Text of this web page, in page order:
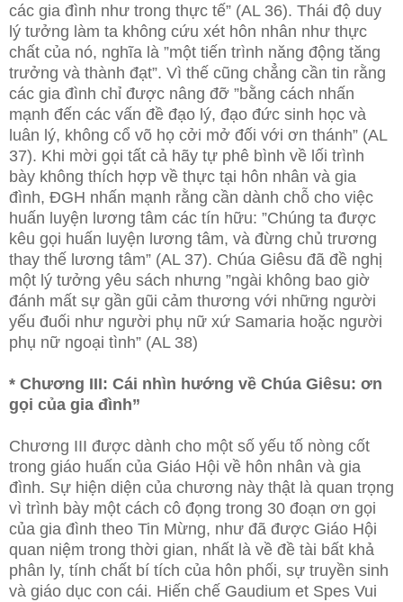
các gia đình như trong thực tế” (AL 36). Thái độ duy
lý tưởng làm ta không cứu xét hôn nhân như thực
chất của nó, nghĩa là ”một tiến trình năng động tăng
trưởng và thành đạt”. Vì thế cũng chẳng cần tin rằng
các gia đình chỉ được nâng đỡ ”bằng cách nhấn
mạnh đến các vấn đề đạo lý, đạo đức sinh học và
luân lý, không cổ võ họ cởi mở đối với ơn thánh” (AL
37). Khi mời gọi tất cả hãy tự phê bình về lối trình
bày không thích hợp về thực tại hôn nhân và gia
đình, ĐGH nhấn mạnh rằng cần dành chỗ cho việc
huấn luyện lương tâm các tín hữu: ”Chúng ta được
kêu gọi huấn luyện lương tâm, và đừng chủ trương
thay thế lương tâm” (AL 37). Chúa Giêsu đã đề nghị
một lý tưởng yêu sách nhưng ”ngài không bao giờ
đánh mất sự gần gũi cảm thương với những người
yếu đuối như người phụ nữ xứ Samaria hoặc người
phụ nữ ngoại tình” (AL 38)
* Chương III: Cái nhìn hướng về Chúa Giêsu: ơn
gọi của gia đình”
Chương III được dành cho một số yếu tố nòng cốt
trong giáo huấn của Giáo Hội về hôn nhân và gia
đình. Sự hiện diện của chương này thật là quan trọng
vì trình bày một cách cô đọng trong 30 đoạn ơn gọi
của gia đình theo Tin Mừng, như đã được Giáo Hội
quan niệm trong thời gian, nhất là về đề tài bất khả
phân ly, tính chất bí tích của hôn phối, sự truyền sinh
và giáo dục con cái. Hiến chế Gaudium et Spes Vui